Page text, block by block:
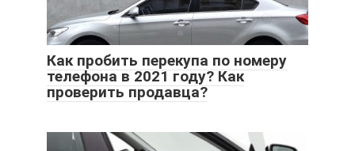
Как пробить перекупа по номеру
телефона в 2021 году? Как
проверить продавца?